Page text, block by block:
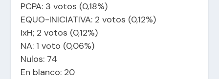
PCPA: 3 votos (0,18%)
EQUO-INICIATIVA: 2 votos (0,12%)
IxH; 2 votos (0,12%)
NA: 1 voto (0,06%)
Nulos: 74
En blanco: 20